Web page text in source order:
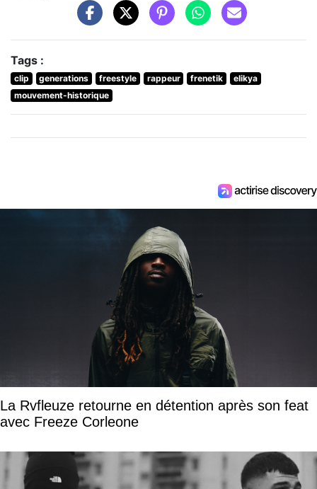
Tags :
clip generations freestyle rappeur frenetik
elikya
mouvement-historique
La Rvfleuze retourne en détention après son feat
avec Freeze Corleone